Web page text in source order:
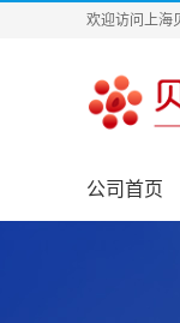
欢迎访问上海
公司首页